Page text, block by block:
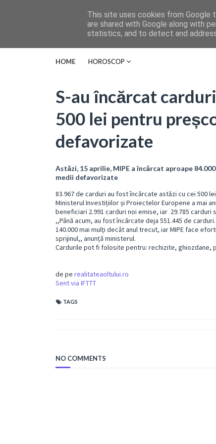
HOME HOROSCOP
S-au încărcat
500 lei pentru
defavorizate
Astăzi, 15 aprilie, MIPE a încărcat aproape
medii defavorizate
83.967 de carduri au fost încărcate astăzi cu cei 500
Ministerul Investițiilor și Proiectelor Europene a mai
beneficiari 2.991 carduri noi emise, iar 29.785
,,Până acum, au fost încărcate deja 551.445 de
140.000 mai mulți decât anul trecut, iar MIPE face
sprijinul,, anunță ministerul.
Cardurile pot fi folosite pentru: rechizite, ghiozdane,
de pe realitateaoltului.ro
Sent via IFTTT
TAGS
NO COMMENTS
This site uses cookies from Google
are shared with Google along with
statistics, and to detect and